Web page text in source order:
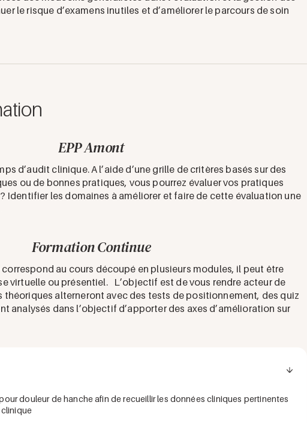
le risque d’examens inutiles et d’améliorer le parcours de soin
EPP Amont
d’audit clinique. A l’aide d’une grille de critères basés sur des
ou de bonnes pratiques, vous pourrez évaluer vos pratiques
Identifier les domaines à améliorer et faire de cette évaluation une
Formation Continue
au cours découpé en plusieurs modules, il peut être
virtuelle ou présentiel. L’objectif est de vous rendre acteur de
alterneront avec des tests de positionnement, des quiz
analysés dans l’objectif d’apporter des axes d’amélioration sur
douleur de hanche afin de recueillir les données cliniques pertinentes